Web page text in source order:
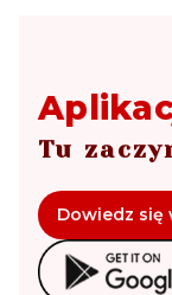
Tu
Dowiedz się